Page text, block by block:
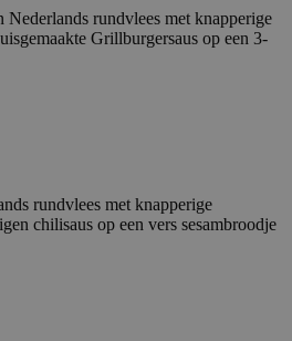
rundvlees met knapperige
Grillburgersaus op een 3-
rundvlees met knapperige
chilisaus op een vers sesambroodje